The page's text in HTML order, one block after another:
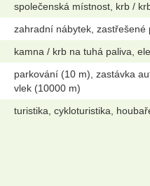
společenská místnost, krb /
zahradní nábytek,
kamna / krb na tuhá paliva,
parkování (10 m), zastávka
vlek (10000 m)
turistika, cykloturistika,